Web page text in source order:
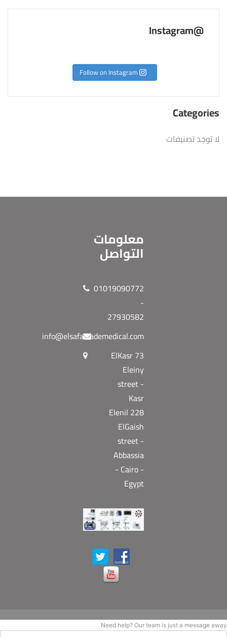
@Instagram
Follow on Instagram
Categories
لا توجد تصنيفات
معلومات
التواصل
01019090772
-
27930582
info@elsafatrademedical.com
73 ElKasr
Eleiny
street -
Kasr
Elenil 228
ElGaish
street -
Abbassia
- Cairo -
Egypt
Need help? Our team is just a message away